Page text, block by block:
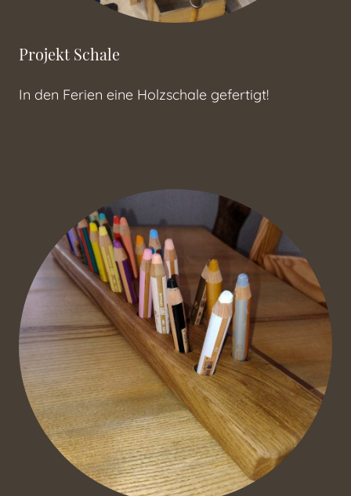
Projekt Schale
In den Ferien eine Holzschale gefertigt!